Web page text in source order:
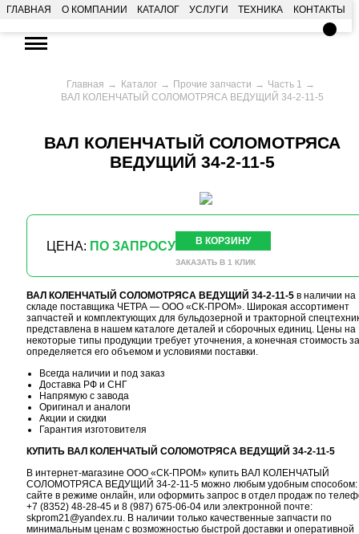
ГЛАВНАЯ О КОМПАНИИ КАТАЛОГ УСЛУГИ ТЕХНИКА КОНТАКТЫ
Главная Каталог Прочие запчасти
Часть 1
ВАЛ КОЛЕНЧАТЫЙ СОЛОМОТРЯСА ВЕДУЩИЙ 34-2-11-5
ВАЛ КОЛЕНЧАТЫЙ СОЛОМОТРЯСА
ВЕДУЩИЙ 34-2-11-5
ЦЕНА: ПО ЗАПРОСУ В КОРЗИНУ
ЗАКАЗАТЬ В 1 КЛИК
ВАЛ КОЛЕНЧАТЫЙ СОЛОМОТРЯСА ВЕДУЩИЙ 34-2-11-5в наличии на
складе поставщика ЧЕТРА — ООО «СК-ПРОМ». Широкая ассортимент
запчастей и комплектующих для бульдозерной и тракторной
представлена в нашем каталоге деталей и сборочных единиц. Цены на
некоторые типы продукции требует уточнения, а конечная стоимость
определяется его объемом и условиями поставки.
Всегда наличии и под заказ
Доставка РФ и СНГ
Напрямую с завода
Оригинал и аналоги
Акции и скидки
Гарантия изготовителя
КУПИТЬ ВАЛ КОЛЕНЧАТЫЙ СОЛОМОТРЯСА ВЕДУЩИЙ 34-2-11-5
В интернет-магазине ООО «СК-ПРОМ» купить ВАЛ КОЛЕНЧАТЫЙ
СОЛОМОТРЯСА ВЕДУЩИЙ 34-2-11-5 можно любым удобным способом:
сайте в режиме онлайн, или оформить запрос в отдел продаж по
+7 (8352) 48-28-45и 8 (987) 675-06-04или электронной почте:
skprom21@yandex.ru. В наличии только качественные запчасти по
минимальным ценам с возможностью быстрой доставки и оперативной